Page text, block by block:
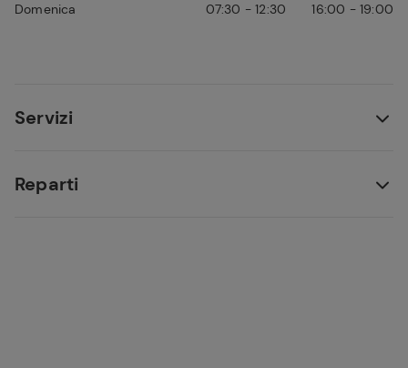
Domenica 07:30 - 12:30 16:00 -19:00
Servizi
Reparti